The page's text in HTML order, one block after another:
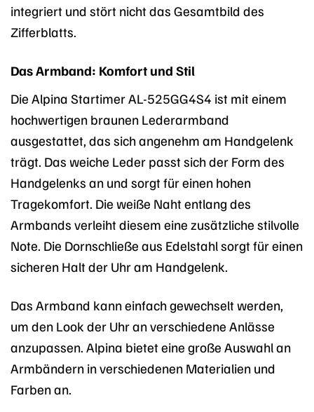
integriert und stört nicht das Gesamtbild des
Zifferblatts.
Das Armband: Komfort und Stil
Die Alpina Startimer AL-525GG4S4 ist mit einem
hochwertigen braunen Lederarmband
ausgestattet, das sich angenehm am Handgelenk
trägt. Das weiche Leder passt sich der Form des
Handgelenks an und sorgt für einen hohen
Tragekomfort. Die weiße Naht entlang des
Armbands verleiht diesem eine zusätzliche stilvolle
Note. Die Dornschließe aus Edelstahl sorgt für einen
sicheren Halt der Uhr am Handgelenk.
Das Armband kann einfach gewechselt werden,
um den Look der Uhr an verschiedene Anlässe
anzupassen. Alpina bietet eine große Auswahl an
Armbändern in verschiedenen Materialien und
Farben an.